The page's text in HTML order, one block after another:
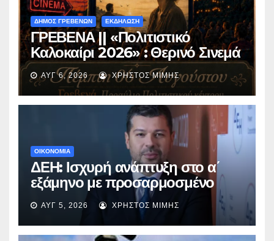
ΔΗΜΟΣ ΓΡΕΒΕΝΩΝ ΕΚΔΗΛΩΣΗ
ΓΡΕΒΕΝΑ || «Πολιτιστικό
Καλοκαίρι 2026» : Θερινό Σινεμά
με την βραβευμένη ταινία
«Μικρές Ανάσες».
ΑΥΓ 6, 2026 ΧΡΉΣΤΟΣ ΜΊΜΗΣ
ΟΙΚΟΝΟΜΙΑ
ΔΕΗ: Ισχυρή ανάπτυξη στο α΄
εξάμηνο με προσαρμοσμένο
EBITDA στα €1,2 δισ.
ΑΥΓ 5, 2026 ΧΡΉΣΤΟΣ ΜΊΜΗΣ